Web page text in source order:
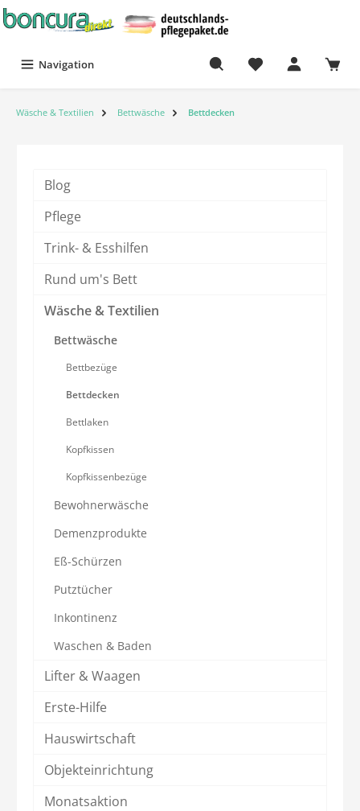
Navigation
Wäsche & Textilien Bettwäsche Bettdecken
Blog
Pflege
Trink- & Esshilfen
Rund um's Bett
Wäsche & Textilien
Bettwäsche
Bettbezüge
Bettdecken
Bettlaken
Kopfkissen
Kopfkissenbezüge
Bewohnerwäsche
Demenzprodukte
Eß-Schürzen
Putztücher
Inkontinenz
Waschen & Baden
Lifter & Waagen
Erste-Hilfe
Hauswirtschaft
Objekteinrichtung
Monatsaktion